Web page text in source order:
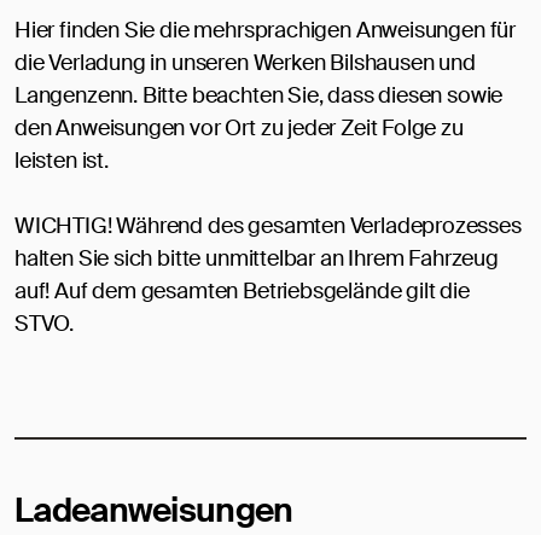
Hier finden Sie die mehrsprachigen Anweisungen für
die Verladung in unseren Werken Bilshausen und
Langenzenn. Bitte beachten Sie, dass diesen sowie
den Anweisungen vor Ort zu jeder Zeit Folge zu
leisten ist.
WICHTIG! Während des gesamten Verladeprozesses
halten Sie sich bitte unmittelbar an Ihrem Fahrzeug
auf! Auf dem gesamten Betriebsgelände gilt die
STVO.
Ladeanweisungen